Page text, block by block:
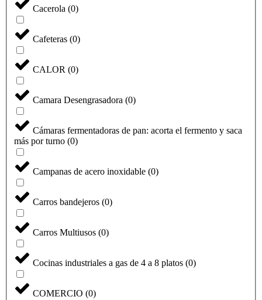
Cacerola (0)
Cafeteras (0)
CALOR (0)
Camara Desengrasadora (0)
Cámaras fermentadoras de pan: acorta el fermento y saca
más por turno (0)
Campanas de acero inoxidable (0)
Carros bandejeros (0)
Carros Multiusos (0)
Cocinas industriales a gas de 4 a 8 platos (0)
COMERCIO (0)